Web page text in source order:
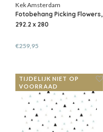
Kek Amsterdam
Fotobehang Picking Flowers,
292.2 x 280
€259,95
TIJDELIJK NIET OP
VOORRAAD